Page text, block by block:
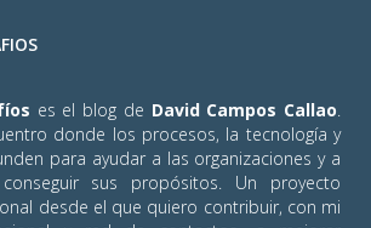
es el blog de David Campos Callao.
donde los procesos, la tecnología y
para ayudar a las organizaciones y a
sus propósitos. Un proyecto
desde el que quiero contribuir, con mi